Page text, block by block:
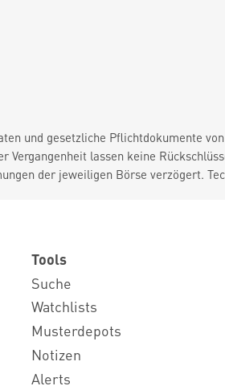
und gesetzliche Pflichtdokumente von
Vergangenheit lassen keine
der jeweiligen Börse verzögert.
Tools
Suche
Watchlists
Musterdepots
Notizen
Alerts